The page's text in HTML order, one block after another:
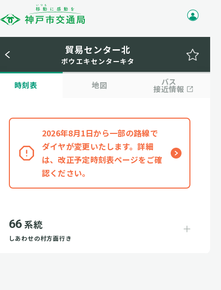
貿易センター北
ボウエキセンターキタ
時刻表 地図 バス
接近情報
2026年8月1日から一部の路線で
ダイヤが変更いたします。詳細
は、改正予定時刻表ページをご確
認ください。
66 系統
しあわせの村方面行き